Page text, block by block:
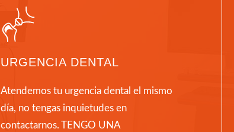
URGENCIA DENTAL
Atendemos tu urgencia dental el mismo
día, no tengas inquietudes en
contactarnos. TENGO UNA